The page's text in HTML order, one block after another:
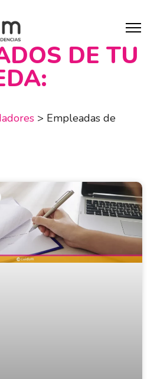
DE TU
> Empleadas de